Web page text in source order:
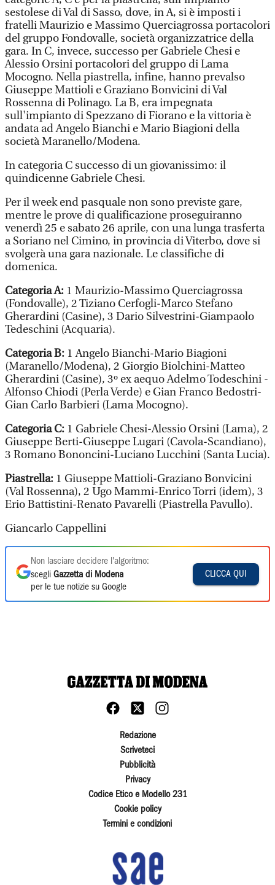
sestolese di Val di Sasso, dove, in A, si è imposti i
fratelli Maurizio e Massimo Querciagrossa portacolori
del gruppo Fondovalle, società organizzatrice della
gara. In C, invece, successo per Gabriele Chesi e
Alessio Orsini portacolori del gruppo di Lama
Mocogno. Nella piastrella, infine, hanno prevalso
Giuseppe Mattioli e Graziano Bonvicini di Val
Rossenna di Polinago. La B, era impegnata
sull'impianto di Spezzano di Fiorano e la vittoria è
andata ad Angelo Bianchi e Mario Biagioni della
società Maranello/Modena.
In categoria C successo di un giovanissimo: il
quindicenne Gabriele Chesi.
Per il week end pasquale non sono previste gare,
mentre le prove di qualificazione proseguiranno
venerdì 25 e sabato 26 aprile, con una lunga trasferta
a Soriano nel Cimino, in provincia di Viterbo, dove si
svolgerà una gara nazionale. Le classifiche di
domenica.
Categoria A: 1 Maurizio-Massimo Querciagrossa
(Fondovalle), 2 Tiziano Cerfogli-Marco Stefano
Gherardini (Casine), 3 Dario Silvestrini-Giampaolo
Tedeschini (Acquaria).
Categoria B: 1 Angelo Bianchi-Mario Biagioni
(Maranello/Modena), 2 Giorgio Biolchini-Matteo
Gherardini (Casine), 3º ex aequo Adelmo Todeschini -
Alfonso Chiodi (Perla Verde) e Gian Franco Bedostri-
Gian Carlo Barbieri (Lama Mocogno).
Categoria C: 1 Gabriele Chesi-Alessio Orsini (Lama), 2
Giuseppe Berti-Giuseppe Lugari (Cavola-Scandiano),
3 Romano Bononcini-Luciano Lucchini (Santa Lucia).
Piastrella: 1 Giuseppe Mattioli-Graziano Bonvicini
(Val Rossenna), 2 Ugo Mammi-Enrico Torri (idem), 3
Erio Battistini-Renato Pavarelli (Piastrella Pavullo).
Giancarlo Cappellini
Non lasciare decidere l'algoritmo:
scegli Gazzetta di Modena
per le tue notizie su Google
CLICCA QUI
Redazione
Scriveteci
Pubblicità
Privacy
Codice Etico e Modello 231
Cookie policy
Termini e condizioni